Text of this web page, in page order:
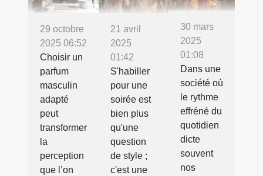
29 octobre
2025 06:52
Choisir un
parfum
masculin
adapté
peut
transformer
la
perception
que l’on
21 avril
2025
01:42
S'habiller
pour une
soirée est
bien plus
qu'une
question
de style ;
c'est une
30 mars
2025
01:08
Dans une
société où
le rythme
effréné du
quotidien
dicte
souvent
nos